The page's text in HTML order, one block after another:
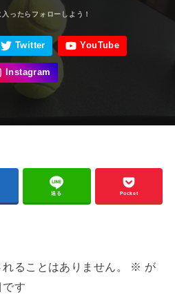
送る Pocket
ることはありません。 ※ が
す